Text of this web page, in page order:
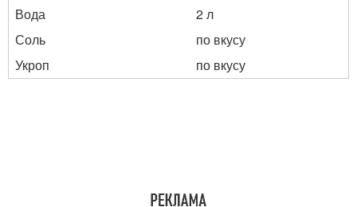
Вода
2 л
Соль
по вкусу
Укроп
по вкусу